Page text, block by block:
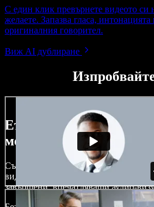
С един клик превърнете видеото си
желаете. Запазва гласа,
оригиналния говорител.
Виж AI дублиране
Ето само малка част
можете да правите със
Създавайте дублажи, добавяйте
видео без авторски права,
завършени, впечатляващи аудио-